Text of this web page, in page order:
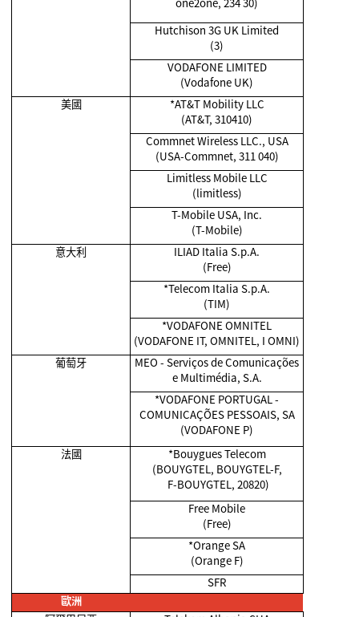
Hutchison 3G UK Limited
(3)
VODAFONE LIMITED
(Vodafone UK)
美國
*AT&T Mobility LLC
(AT&T, 310410)
Commnet Wireless LLC., USA
(USA-Commnet, 311 040)
Limitless Mobile LLC
(limitless)
T-Mobile USA, Inc.
(T-Mobile)
意大利
ILIAD Italia S.p.A.
(Free)
*Telecom Italia S.p.A.
(TIM)
*VODAFONE OMNITEL
(VODAFONE IT, OMNITEL, I OMNI)
葡萄牙
MEO - Serviços de Comunicações
e Multimédia, S.A.
*VODAFONE PORTUGAL -
COMUNICAÇÕES PESSOAIS, SA
(VODAFONE P)
法國
*Bouygues Telecom
(BOUYGTEL, BOUYGTEL-F,
F-BOUYGTEL, 20820)
Free Mobile
(Free)
*Orange SA
(Orange F)
SFR
歐洲